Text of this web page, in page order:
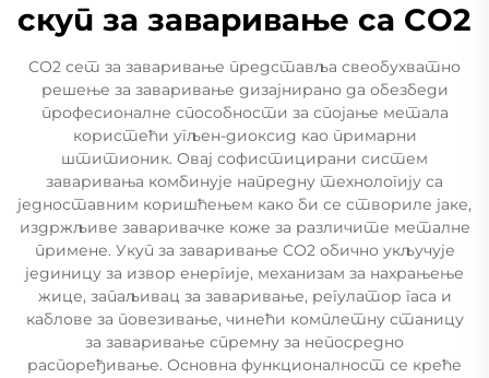
скуп за заваривање са CO2
СО2 сет за заваривање представља свеобухватно
решење за заваривање дизајнирано да обезбеди
професионалне способности за спојање метала
користећи угљен-диоксид као примарни
штитионик. Овај софистицирани систем
заваривања комбинује напредну технологију са
једноставним коришћењем како би се створиле јаке,
издржљиве заваривачке коже за различите металне
примене. Укуп за заваривање СО2 обично укључује
јединицу за извор енергије, механизам за нахрањење
жице, запаљивац за заваривање, регулатор гаса и
каблове за повезивање, чинећи комплетну станицу
за заваривање спремну за непосредно
распоређивање. Основна функционалност се креће